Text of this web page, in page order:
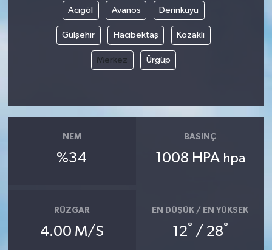
Acıgöl Avanos Derinkuyu
Gülşehir Hacıbektaş Kozaklı
Merkez Ürgüp
NEM
%34
BASINÇ
1008 HPA hpa
RÜZGAR
4.00 M/S
EN DÜŞÜK / EN YÜKSEK
12° / 28°